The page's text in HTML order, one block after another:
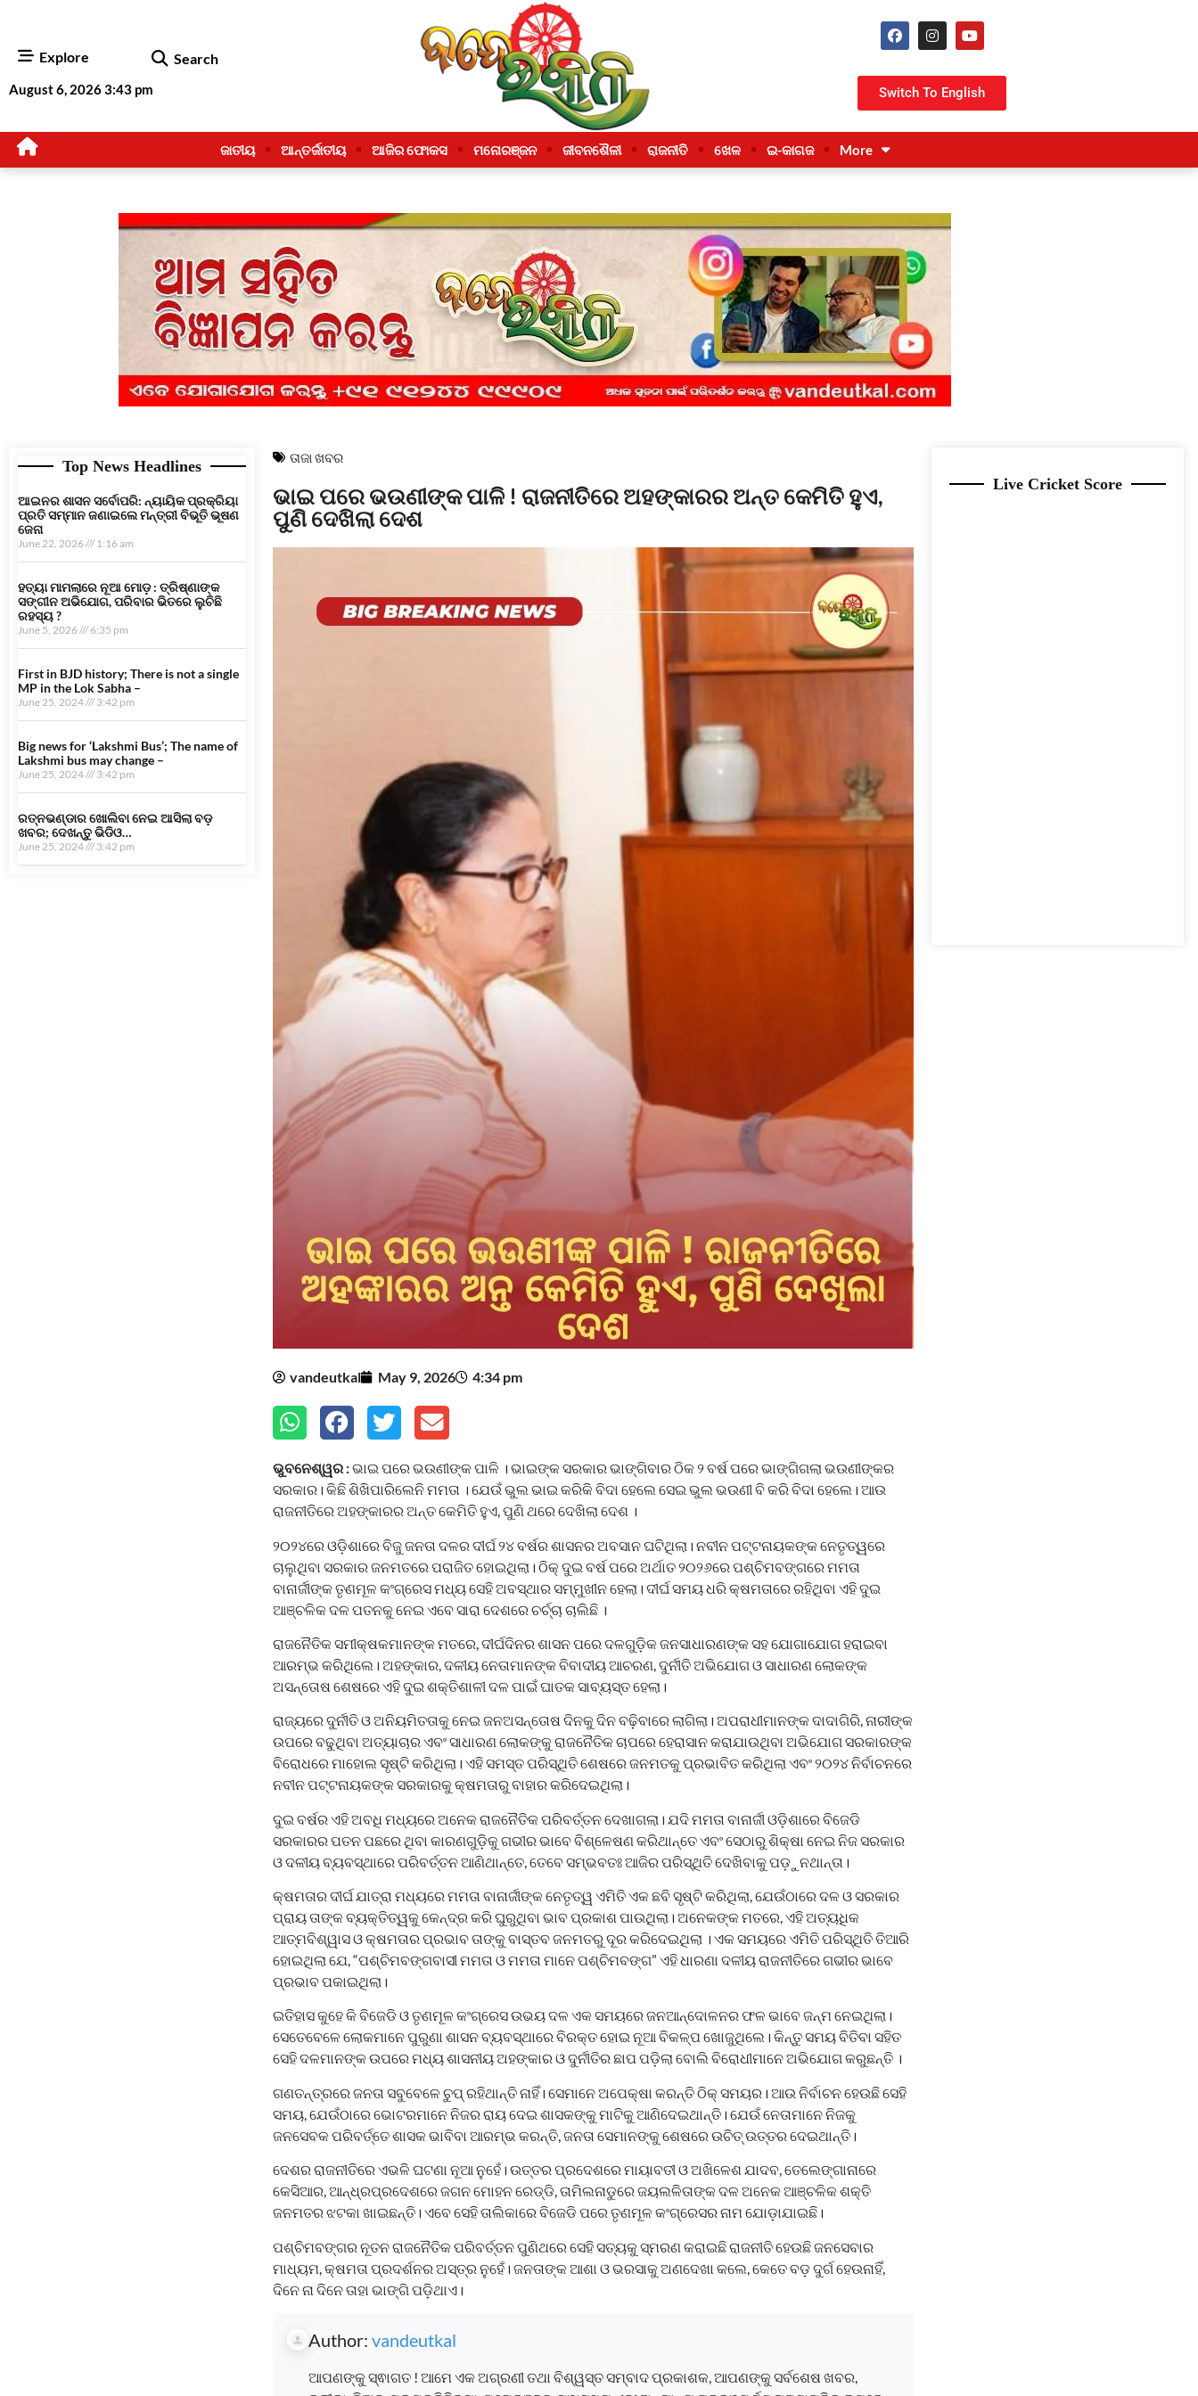
Explore Search
August 6, 2026 3:43 pm Switch To English
ଜାତୀୟ ଆନ୍ତର୍ଜାତୀୟ ଆଜିର ଫୋକସ ମନୋରଞ୍ଜନ ଜୀବନଶୈଳୀ ରାଜନୀତି ଖେଳ ଇ-କାଗଜ More
Top News Headlines
ଆଇନର ଶାସନ ସର୍ବୋପରି: ନ୍ୟାୟିକ ପ୍ରକ୍ରିୟା
ପ୍ରତି ସମ୍ମାନ ଜଣାଇଲେ ମନ୍ତ୍ରୀ ବିଭୂତି ଭୂଷଣ
ଜେନା
June 22, 2026 1:16 am
ହତ୍ୟା ମାମଲାରେ ନୂଆ ମୋଡ଼ : ତ୍ରିଷ୍ଣାଙ୍କ
ସଙ୍ଗୀନ ଅଭିଯୋଗ, ପରିବାର ଭିତରେ ଲୁଚିଛି
ରହସ୍ୟ ?
June 5, 2026 6:35 pm
First in BJD history; There is not a single
MP in the Lok Sabha –
June 25, 2024 3:42 pm
Big news for ‘Lakshmi Bus’; The name of
Lakshmi bus may change –
June 25, 2024 3:42 pm
ରତ୍ନଭଣ୍ଡାର ଖୋଲିବା ନେଇ ଆସିଲା ବଡ଼
ଖବର; ଦେଖନ୍ତୁ ଭିଡିଓ…
June 25, 2024 3:42 pm
ତାଜା ଖବର
ଭାଇ ପରେ ଭଉଣୀଙ୍କ ପାଳି ! ରାଜନୀତିରେ ଅହଙ୍କାରର ଅନ୍ତ କେମିତି ହୁଏ,
ପୁଣି ଦେଖିଲା ଦେଶ
vandeutkal May 9, 2026 4:34 pm
ଭୁବନେଶ୍ୱର :ଭାଇ ପରେ ଭଉଣୀଙ୍କ ପାଳି । ଭାଇଙ୍କ ସରକାର ଭାଙ୍ଗିବାର ଠିକ ୨ ବର୍ଷ ପରେ ଭାଙ୍ଗିଗଲା ଭଉଣୀଙ୍କର
ସରକାର। କିଛି ଶିଖିପାରିଲେନି ମମତା । ଯେଉଁ ଭୁଲ ଭାଇ କରିକି ବିଦା ହେଲେ ସେଇ ଭୁଲ ଭଉଣୀ ବି କରି ବିଦା ହେଲେ। ଆଉ
ରାଜନୀତିରେ ଅହଙ୍କାରର ଅନ୍ତ କେମିତି ହୁଏ, ପୁଣି ଥରେ ଦେଖିଲା ଦେଶ ।
୨୦୨୪ରେ ଓଡ଼ିଶାରେ ବିଜୁ ଜନତା ଦଳର ଦୀର୍ଘ ୨୪ ବର୍ଷର ଶାସନର ଅବସାନ ଘଟିଥିଲା। ନବୀନ ପଟ୍ଟନାୟକଙ୍କ ନେତୃତ୍ୱରେ
ଚାଲୁଥିବା ସରକାର ଜନମତରେ ପରାଜିତ ହୋଇଥିଲା। ଠିକ୍ ଦୁଇ ବର୍ଷ ପରେ ଅର୍ଥାତ ୨୦୨୬ରେ ପଶ୍ଚିମବଙ୍ଗରେ ମମତା
ବାନାର୍ଜୀଙ୍କ ତୃଣମୂଳ କଂଗ୍ରେସ ମଧ୍ୟ ସେହି ଅବସ୍ଥାର ସମ୍ମୁଖୀନ ହେଲା। ଦୀର୍ଘ ସମୟ ଧରି କ୍ଷମତାରେ ରହିଥିବା ଏହି ଦୁଇ
ଆଞ୍ଚଳିକ ଦଳ ପତନକୁ ନେଇ ଏବେ ସାରା ଦେଶରେ ଚର୍ଚ୍ଚା ଚାଲିଛି ।
ରାଜନୈତିକ ସମୀକ୍ଷକମାନଙ୍କ ମତରେ, ଦୀର୍ଘଦିନର ଶାସନ ପରେ ଦଳଗୁଡ଼ିକ ଜନସାଧାରଣଙ୍କ ସହ ଯୋଗାଯୋଗ ହରାଇବା
ଆରମ୍ଭ କରିଥିଲେ। ଅହଙ୍କାର, ଦଳୀୟ ନେତାମାନଙ୍କ ବିବାଦୀୟ ଆଚରଣ, ଦୁର୍ନୀତି ଅଭିଯୋଗ ଓ ସାଧାରଣ ଲୋକଙ୍କ
ଅସନ୍ତୋଷ ଶେଷରେ ଏହି ଦୁଇ ଶକ୍ତିଶାଳୀ ଦଳ ପାଇଁ ଘାତକ ସାବ୍ୟସ୍ତ ହେଲା।
ରାଜ୍ୟରେ ଦୁର୍ନୀତି ଓ ଅନିୟମିତତାକୁ ନେଇ ଜନଅସନ୍ତୋଷ ଦିନକୁ ଦିନ ବଢ଼ିବାରେ ଲାଗିଲା। ଅପରାଧୀମାନଙ୍କ ଦାଦାଗିରି, ନାରୀଙ୍କ
ଉପରେ ବଢୁଥିବା ଅତ୍ୟାଚାର ଏବଂ ସାଧାରଣ ଲୋକଙ୍କୁ ରାଜନୈତିକ ଚାପରେ ହେରାସାନ କରାଯାଉଥିବା ଅଭିଯୋଗ ସରକାରଙ୍କ
ବିରୋଧରେ ମାହୋଲ ସୃଷ୍ଟି କରିଥିଲା। ଏହି ସମସ୍ତ ପରିସ୍ଥିତି ଶେଷରେ ଜନମତକୁ ପ୍ରଭାବିତ କରିଥିଲା ଏବଂ ୨୦୨୪ ନିର୍ବାଚନରେ
ନବୀନ ପଟ୍ଟନାୟକଙ୍କ ସରକାରକୁ କ୍ଷମତାରୁ ବାହାର କରିଦେଇଥିଲା।
ଦୁଇ ବର୍ଷର ଏହି ଅବଧି ମଧ୍ୟରେ ଅନେକ ରାଜନୈତିକ ପରିବର୍ତ୍ତନ ଦେଖାଗଲା। ଯଦି ମମତା ବାନାର୍ଜୀ ଓଡ଼ିଶାରେ ବିଜେଡି
ସରକାରର ପତନ ପଛରେ ଥିବା କାରଣଗୁଡ଼ିକୁ ଗଭୀର ଭାବେ ବିଶ୍ଳେଷଣ କରିଥାନ୍ତେ ଏବଂ ସେଠାରୁ ଶିକ୍ଷା ନେଇ ନିଜ ସରକାର
ଓ ଦଳୀୟ ବ୍ୟବସ୍ଥାରେ ପରିବର୍ତ୍ତନ ଆଣିଥାନ୍ତେ, ତେବେ ସମ୍ଭବତଃ ଆଜିର ପରିସ୍ଥିତି ଦେଖିବାକୁ ପଡ଼ୁନଥାନ୍ତା।
କ୍ଷମତାର ଦୀର୍ଘ ଯାତ୍ରା ମଧ୍ୟରେ ମମତା ବାନାର୍ଜୀଙ୍କ ନେତୃତ୍ୱ ଏମିତି ଏକ ଛବି ସୃଷ୍ଟି କରିଥିଲା, ଯେଉଁଠାରେ ଦଳ ଓ ସରକାର
ପ୍ରାୟ ତାଙ୍କ ବ୍ୟକ୍ତିତ୍ୱକୁ କେନ୍ଦ୍ର କରି ଘୁରୁଥିବା ଭାବ ପ୍ରକାଶ ପାଉଥିଲା। ଅନେକଙ୍କ ମତରେ, ଏହି ଅତ୍ୟଧିକ
ଆତ୍ମବିଶ୍ୱାସ ଓ କ୍ଷମତାର ପ୍ରଭାବ ତାଙ୍କୁ ବାସ୍ତବ ଜନମତରୁ ଦୂର କରିଦେଇଥିଲା । ଏକ ସମୟରେ ଏମିତି ପରିସ୍ଥିତି ତିଆରି
ହୋଇଥିଲା ଯେ, “ପଶ୍ଚିମବଙ୍ଗବାସୀ ମମତା ଓ ମମତା ମାନେ ପଶ୍ଚିମବଙ୍ଗ” ଏହି ଧାରଣା ଦଳୀୟ ରାଜନୀତିରେ ଗଭୀର ଭାବେ
ପ୍ରଭାବ ପକାଇଥିଲା।
ଇତିହାସ କୁହେ କି ବିଜେଡି ଓ ତୃଣମୂଳ କଂଗ୍ରେସ ଉଭୟ ଦଳ ଏକ ସମୟରେ ଜନଆନ୍ଦୋଳନର ଫଳ ଭାବେ ଜନ୍ମ ନେଇଥିଲା।
ସେତେବେଳେ ଲୋକମାନେ ପୁରୁଣା ଶାସନ ବ୍ୟବସ୍ଥାରେ ବିରକ୍ତ ହୋଇ ନୂଆ ବିକଳ୍ପ ଖୋଜୁଥିଲେ। କିନ୍ତୁ ସମୟ ବିତିବା ସହିତ
ସେହି ଦଳମାନଙ୍କ ଉପରେ ମଧ୍ୟ ଶାସନୀୟ ଅହଙ୍କାର ଓ ଦୁର୍ନୀତିର ଛାପ ପଡ଼ିଲା ବୋଲି ବିରୋଧୀମାନେ ଅଭିଯୋଗ କରୁଛନ୍ତି ।
ଗଣତନ୍ତ୍ରରେ ଜନତା ସବୁବେଳେ ଚୁପ୍ ରହିଥାନ୍ତି ନାହିଁ। ସେମାନେ ଅପେକ୍ଷା କରନ୍ତି ଠିକ୍ ସମୟର। ଆଉ ନିର୍ବାଚନ ହେଉଛି ସେହି
ସମୟ, ଯେଉଁଠାରେ ଭୋଟରମାନେ ନିଜର ରାୟ ଦେଇ ଶାସକଙ୍କୁ ମାଟିକୁ ଆଣିଦେଇଥାନ୍ତି। ଯେଉଁ ନେତାମାନେ ନିଜକୁ
ଜନସେବକ ପରିବର୍ତ୍ତେ ଶାସକ ଭାବିବା ଆରମ୍ଭ କରନ୍ତି, ଜନତା ସେମାନଙ୍କୁ ଶେଷରେ ଉଚିତ୍ ଉତ୍ତର ଦେଇଥାନ୍ତି।
ଦେଶର ରାଜନୀତିରେ ଏଭଳି ଘଟଣା ନୂଆ ନୁହେଁ। ଉତ୍ତର ପ୍ରଦେଶରେ ମାୟାବତୀ ଓ ଅଖିଳେଶ ଯାଦବ, ତେଲେଙ୍ଗାନାରେ
କେସିଆର, ଆନ୍ଧ୍ରପ୍ରଦେଶରେ ଜଗନ ମୋହନ ରେଡ୍ଡି, ତାମିଲନାଡୁରେ ଜୟଲଳିତାଙ୍କ ଦଳ ଅନେକ ଆଞ୍ଚଳିକ ଶକ୍ତି
ଜନମତର ଝଟକା ଖାଇଛନ୍ତି। ଏବେ ସେହି ତାଲିକାରେ ବିଜେଡି ପରେ ତୃଣମୂଳ କଂଗ୍ରେସର ନାମ ଯୋଡ଼ାଯାଇଛି।
ପଶ୍ଚିମବଙ୍ଗର ନୂତନ ରାଜନୈତିକ ପରିବର୍ତ୍ତନ ପୁଣିଥରେ ସେହି ସତ୍ୟକୁ ସ୍ମରଣ କରାଇଛି ରାଜନୀତି ହେଉଛି ଜନସେବାର
ମାଧ୍ୟମ, କ୍ଷମତା ପ୍ରଦର୍ଶନର ଅସ୍ତ୍ର ନୁହେଁ। ଜନତାଙ୍କ ଆଶା ଓ ଭରସାକୁ ଅଣଦେଖା କଲେ, କେତେ ବଡ଼ ଦୁର୍ଗ ହେଉନାହିଁ,
ଦିନେ ନା ଦିନେ ତାହା ଭାଙ୍ଗି ପଡ଼ିଥାଏ।
Author: vandeutkal
ଆପଣଙ୍କୁ ସ୍ଵାଗତ ! ଆମେ ଏକ ଅଗ୍ରଣୀ ତଥା ବିଶ୍ୱସ୍ତ ସମ୍ବାଦ ପ୍ରକାଶକ, ଆପଣଙ୍କୁ ସର୍ବଶେଷ ଖବର,
Live Cricket Score